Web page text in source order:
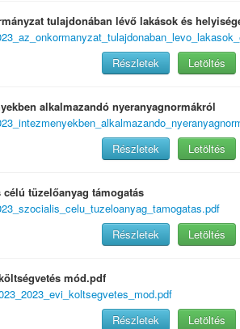
tulajdonában lévő lakások és
Letöltés
Részletek
alkalmazandó nyeranyagnormákról
Letöltés
Részletek
célú tüzelőanyag támogatás
Letöltés
Részletek
mód.pdf
Letöltés
Részletek